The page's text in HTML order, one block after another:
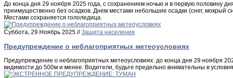
До конца дня 29 ноября 2025 года, с сохранением ночью и в первую половину
преимущественно без осадков. Днем местами небольшие осадки (снег, мокрый
Местами сохраняется гололедица.
Суббота, 29 Ноябрь 2025 //Защита населения
Предупреждение о неблагоприятных метеоусловиях
Предупреждение о неблагоприятных метеоусловиях: до конца дня 29 ноября
видимости до 500м и менее. Водители, будьте предельно внимательны в